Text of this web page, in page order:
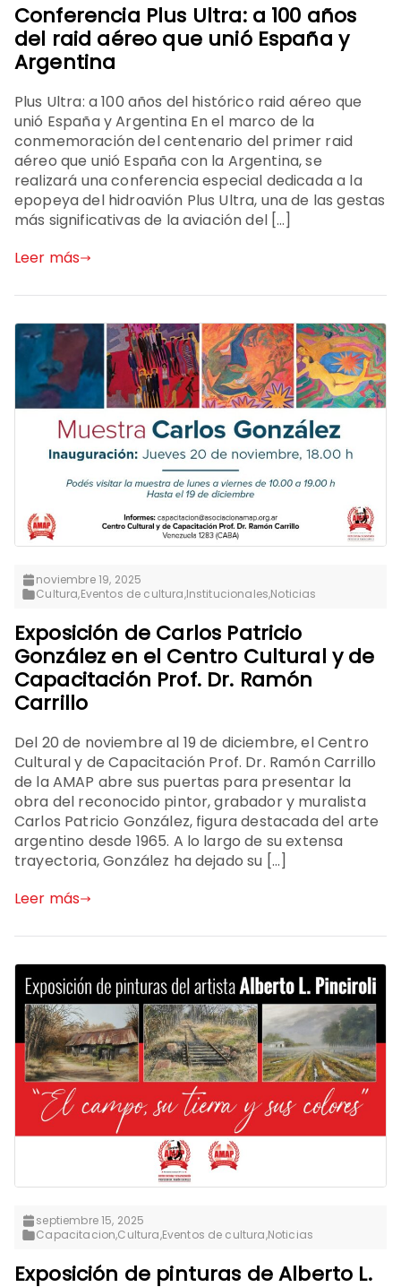
Conferencia Plus Ultra: a 100 años
del raid aéreo que unió España y
Argentina
Plus Ultra: a 100 años del histórico raid aéreo que
unió España y Argentina En el marco de la
conmemoración del centenario del primer raid
aéreo que unió España con la Argentina, se
realizará una conferencia especial dedicada a la
epopeya del hidroavión Plus Ultra, una de las gestas
más significativas de la aviación del […]
Leer más
noviembre 19, 2025
Cultura,Eventos de cultura,Institucionales,Noticias
Exposición de Carlos Patricio
González en el Centro Cultural y de
Capacitación Prof. Dr. Ramón
Carrillo
Del 20 de noviembre al 19 de diciembre, el Centro
Cultural y de Capacitación Prof. Dr. Ramón Carrillo
de la AMAP abre sus puertas para presentar la
obra del reconocido pintor, grabador y muralista
Carlos Patricio González, figura destacada del arte
argentino desde 1965. A lo largo de su extensa
trayectoria, González ha dejado su […]
Leer más
septiembre 15, 2025
Capacitacion,Cultura,Eventos de cultura,Noticias
Exposición de pinturas de Alberto L.